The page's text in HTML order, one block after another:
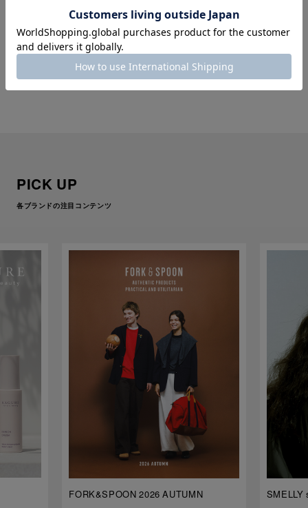
NANGA × URBAN
RESEARCH DOORS
2023
MEN'S
EXCLUSIVE MODEL
堀田真由さんを起用した
特設ページを公開
PICK UP
各ブランドの注目コンテンツ
FORK&SPOON 2026 AUTUMN SMELLY